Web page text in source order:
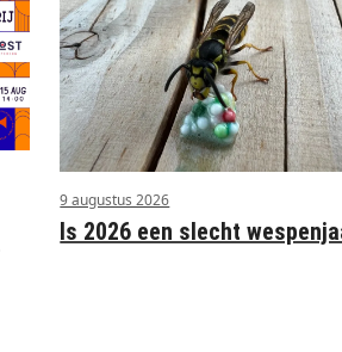
9 augustus 2026
Is 2026 een slecht